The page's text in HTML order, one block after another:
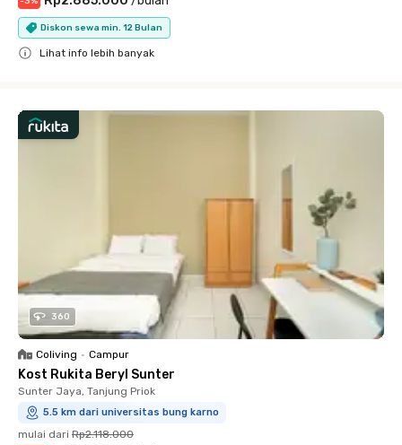
Diskon sewa min. 12 Bulan
Lihat info lebih banyak
360
Coliving • Campur
Kost Rukita Beryl Sunter
Sunter Jaya, Tanjung Priok
5.5 km dari universitas bung karno
mulai dari Rp2.118.000